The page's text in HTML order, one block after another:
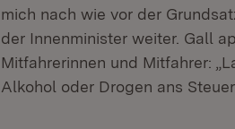
mich nach wie vor der
der Innenminister weiter. Gall
Mitfahrerinnen und Mitfahrer:
Alkohol oder Drogen ans